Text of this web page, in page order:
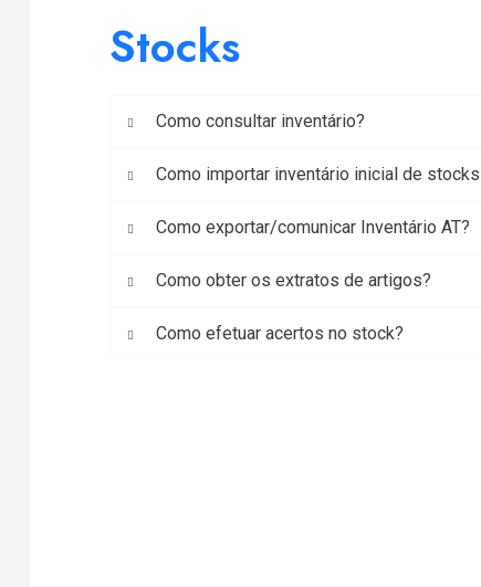
Stocks
Como consultar inventário?
Como importar inventário inicial de
Como exportar/comunicar Inventário AT?
Como obter os extratos de artigos?
Como efetuar acertos no stock?